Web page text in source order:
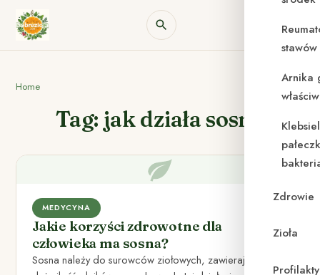
Arnika
Zdrowie
Zioła
Home
Tag: jak działa sosna
MEDYCYNA
Jakie korzyści zdrowotne dla
człowieka ma sosna?
Sosna należy do surowców ziołowych, zawierających